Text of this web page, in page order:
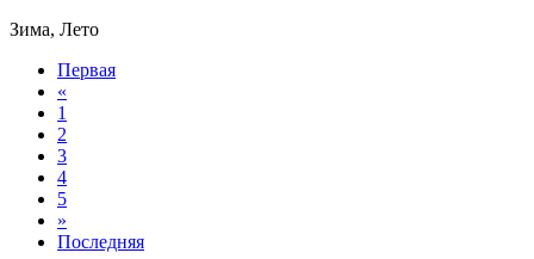
Зима, Лето
Первая
«
1
2
3
4
5
»
Последняя